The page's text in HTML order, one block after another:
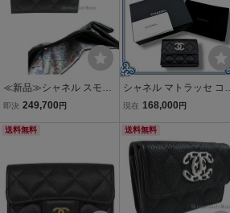
≪新品≫シャネル スモー
ル フラップ ウォレット 黒
シルバー金具 AP4328 B1
即決 249,700 円
シャネル マトラッセ ココ
マーク 三つ折り財布 ウォ
ラック レディース
現在 168,000 円
送料無料 送料無料